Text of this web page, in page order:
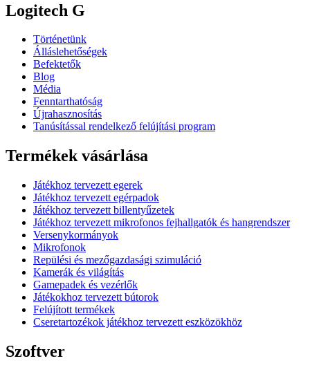
Logitech G
Történetünk
Álláslehetőségek
Befektetők
Blog
Média
Fenntarthatóság
Újrahasznosítás
Tanúsítással rendelkező felújítási program
Termékek vásárlása
Játékhoz tervezett egerek
Játékhoz tervezett egérpadok
Játékhoz tervezett billentyűzetek
Játékhoz tervezett mikrofonos fejhallgatók és hangrendszer
Versenykormányok
Mikrofonok
Repülési és mezőgazdasági szimuláció
Kamerák és világítás
Gamepadek és vezérlők
Játékokhoz tervezett bútorok
Felújított termékek
Cseretartozékok játékhoz tervezett eszközökhöz
Szoftver